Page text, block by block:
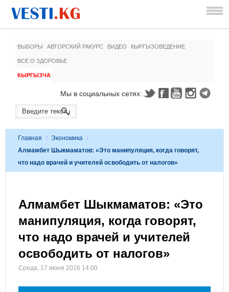
ВЫБОРЫ АВТОРСКИЙ РАКУРС ВИДЕО КЫРГЫЗОВЕДЕНИЕ
ВСЕ О ЗДОРОВЬЕ
КЫРГЫЗЧА
Мы в социальных сетях:
Главная / Экономика /
Алмамбет Шыкмаматов: «Это манипуляция, когда говорят,
что надо врачей и учителей освободить от налогов»
Алмамбет Шыкмаматов: «Это
манипуляция, когда говорят,
что надо врачей и учителей
освободить от налогов»
Среда, 17 июня 2026 14:00